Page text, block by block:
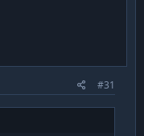
#31